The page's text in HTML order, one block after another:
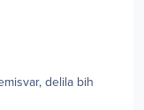
delila bih